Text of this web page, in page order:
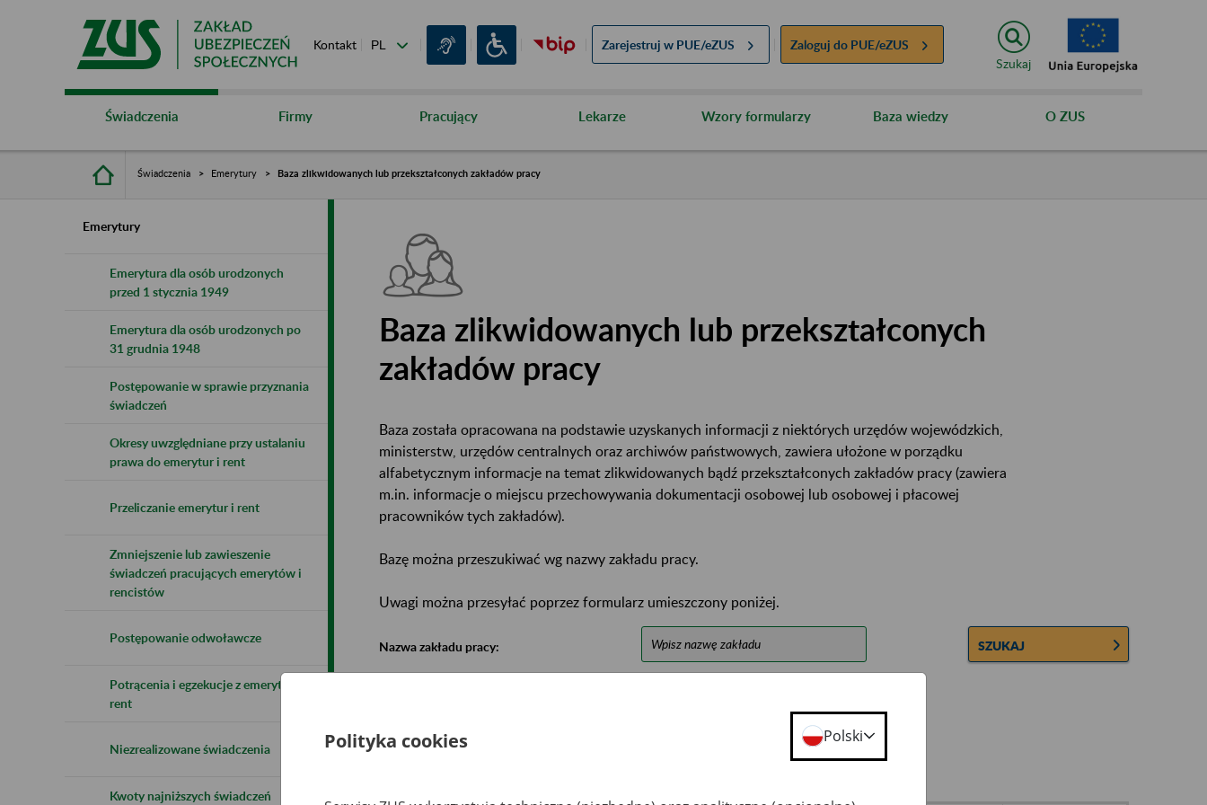
Kontakt Zarejestruj w PUE/eZUS Zaloguj do PUE/eZUS
Szukaj
Świadczenia Firmy Pracujący Lekarze Wzory formularzy Baza wiedzy O ZUS
Świadczenia Emerytury Baza zlikwidowanych lub przekształconych zakładów pracy
Emerytury
Emerytura dla osób urodzonych
przed 1 stycznia 1949
Emerytura dla osób urodzonych po
31 grudnia 1948
Postępowanie w sprawie przyznania
świadczeń
Okresy uwzględniane przy ustalaniu
prawa do emerytur i rent
Przeliczanie emerytur i rent
Zmniejszenie lub zawieszenie
świadczeń pracujących emerytów i
rencistów
Postępowanie odwoławcze
Potrącenia i egzekucje z emerytur i
rent
Niezrealizowane świadczenia
Kwoty najniższych świadczeń
Baza zlikwidowanych lub przekształconych
zakładów pracy
Baza została opracowana na podstawie uzyskanych informacji z niektórych urzędów wojewódzkich,
ministerstw, urzędów centralnych oraz archiwów państwowych, zawiera ułożone w porządku
alfabetycznym informacje na temat zlikwidowanych bądź przekształconych zakładów pracy (zawiera
m.in. informacje o miejscu przechowywania dokumentacji osobowej lub osobowej i płacowej
pracowników tych zakładów).
Bazę można przeszukiwać wg nazwy zakładu pracy.
Uwagi można przesyłać poprzez formularz umieszczony poniżej.
Nazwa zakładu pracy: SZUKAJ
Polityka cookies Polski